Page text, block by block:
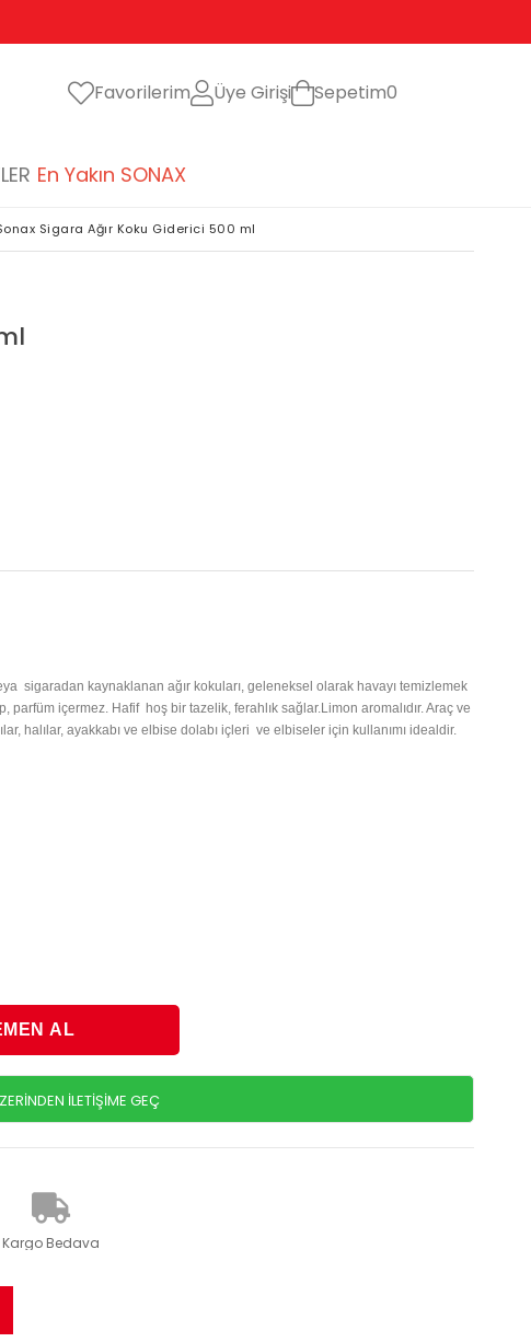
Favorilerim Üye Girişi Sepetim0
En Yakın SONAX
Sigara Ağır Koku Giderici 500 ml
sigaradan kaynaklanan ağır kokuları, geleneksel olarak havayı temizlemek
içermez. Hafif hoş bir tazelik, ferahlık sağlar.Limon aromalıdır. Araç ve
halılar, ayakkabı ve elbise dolabı içleri ve elbiseler için kullanımı idealdir.
İLETİŞİME GEÇ
Kargo Bedava